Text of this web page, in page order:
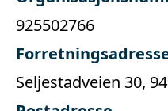
925502766
Seljestadveien 30,